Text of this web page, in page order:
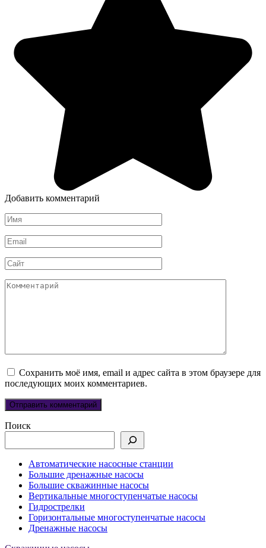
Добавить комментарий
Имя
*
Email
*
Сайт
Комментарий
Сохранить моё имя, email и адрес сайта в этом браузере для
последующих моих комментариев.
Поиск
Автоматические насосные станции
Большие дренажные насосы
Большие скважинные насосы
Вертикальные многоступенчатые насосы
Гидрострелки
Горизонтальные многоступенчатые насосы
Дренажные насосы